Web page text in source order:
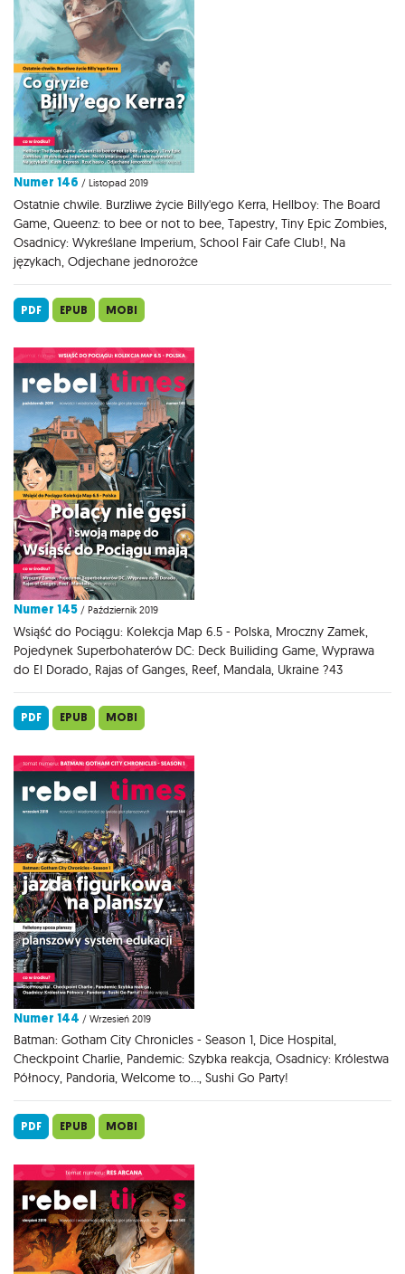
Numer 146 / Listopad 2019
Ostatnie chwile. Burzliwe życie Billy'ego Kerra, Hellboy: The Board
Game, Queenz: to bee or not to bee, Tapestry, Tiny Epic Zombies,
Osadnicy: Wykreślane Imperium, School Fair Cafe Club!, Na
językach, Odjechane jednorożce
PDF EPUB MOBI
Numer 145 / Październik 2019
Wsiąść do Pociągu: Kolekcja Map 6.5 - Polska, Mroczny Zamek,
Pojedynek Superbohaterów DC: Deck Builiding Game, Wyprawa
do El Dorado, Rajas of Ganges, Reef, Mandala, Ukraine ?43
PDF EPUB MOBI
Numer 144 / Wrzesień 2019
Batman: Gotham City Chronicles - Season 1, Dice Hospital,
Checkpoint Charlie, Pandemic: Szybka reakcja, Osadnicy: Królestwa
Północy, Pandoria, Welcome to..., Sushi Go Party!
PDF EPUB MOBI